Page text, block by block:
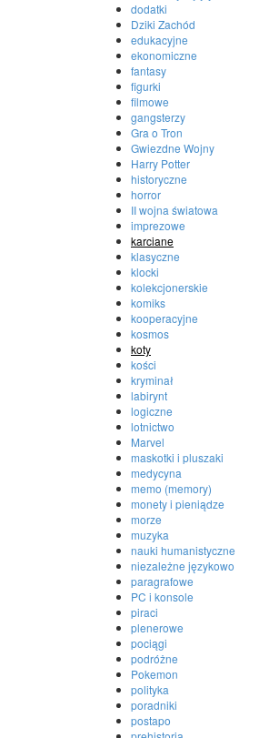
dodatki
Dziki Zachód
edukacyjne
ekonomiczne
fantasy
figurki
filmowe
gangsterzy
Gra o Tron
Gwiezdne Wojny
Harry Potter
historyczne
horror
II wojna światowa
imprezowe
karciane
klasyczne
klocki
kolekcjonerskie
komiks
kooperacyjne
kosmos
koty
kości
kryminał
labirynt
logiczne
lotnictwo
Marvel
maskotki i pluszaki
medycyna
memo (memory)
monety i pieniądze
morze
muzyka
nauki humanistyczne
niezależne językowo
paragrafowe
PC i konsole
piraci
plenerowe
pociągi
podróżne
Pokemon
polityka
poradniki
postapo